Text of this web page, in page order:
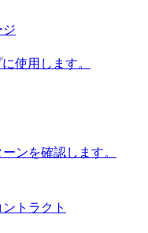
ジ
使用します。
ンを確認します。
トラクト